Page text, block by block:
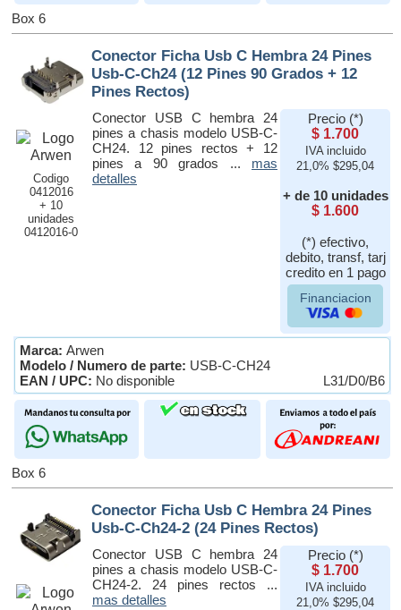
Box 6
Codigo
0412016
+ 10
unidades
0412016-0
Conector Ficha Usb C Hembra 24 Pines
Usb-C-Ch24 (12 Pines 90 Grados + 12
Pines Rectos)
Conector USB C hembra 24
pines a chasis modelo USB-C-
CH24. 12 pines rectos + 12
pines a 90 grados ... mas
detalles
Precio (*)
$ 1.700
IVA incluido
21,0% $295,04
+ de 10 unidades
$ 1.600
(*) efectivo,
debito, transf, tarj
credito en 1 pago
Financiacion
Marca: Arwen
Modelo / Numero de parte: USB-C-CH24
EAN / UPC: No disponible L31/D0/B6
Box 6
Conector Ficha Usb C Hembra 24 Pines
Usb-C-Ch24-2 (24 Pines Rectos)
Conector USB C hembra 24
pines a chasis modelo USB-C-
CH24-2. 24 pines rectos ...
mas detalles
Precio (*)
$ 1.700
IVA incluido
21,0% $295,04